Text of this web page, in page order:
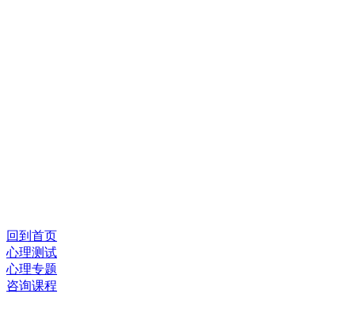
回到首页
心理测试
心理专题
咨询课程